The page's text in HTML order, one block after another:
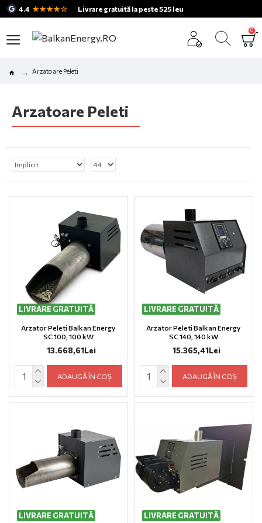
4.4 ★★★★☆ Livrare gratuită la peste 525 leu
0
Arzatoare Peleti
Arzatoare Peleti
LIVRARE GRATUITĂ
Arzator Peleti Balkan Energy
SC 100, 100 kW
13.668,61Lei
ADAUGĂ ÎN COȘ
LIVRARE GRATUITĂ
Arzator Peleti Balkan Energy
SC 140, 140 kW
15.365,41Lei
ADAUGĂ ÎN COȘ
LIVRARE GRATUITĂ LIVRARE GRATUITĂ